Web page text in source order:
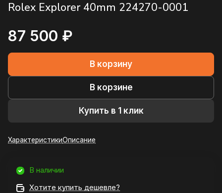
Rolex Explorer 40mm 224270-0001
87 500 ₽
В корзину
В корзине
Купить в 1 клик
ХарактеристикиОписание
В наличии
Хотите купить дешевле?